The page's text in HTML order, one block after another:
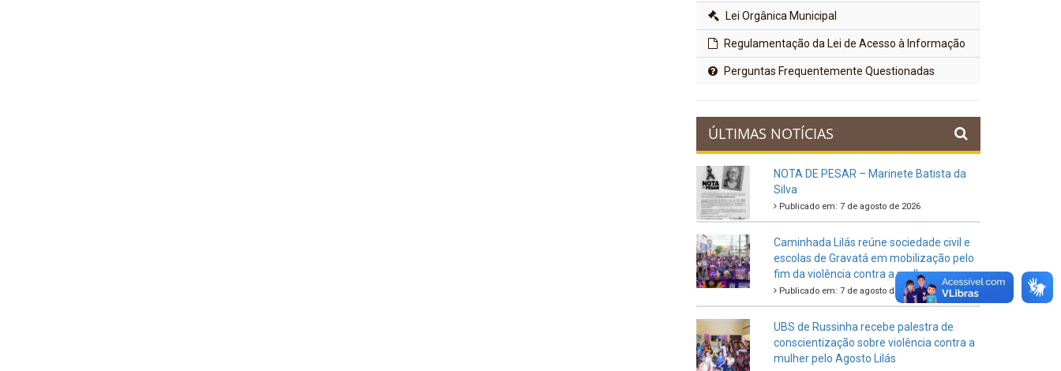
Lei Orgânica Municipal
Regulamentação da Lei de Acesso à Informação
Perguntas Frequentemente Questionadas
ÚLTIMAS NOTÍCIAS
NOTA DE PESAR – Marinete Batista da
Silva
Publicado em: 7 de agosto de 2026
Caminhada Lilás reúne sociedade civil e
escolas de Gravatá em mobilização pelo
fim da violência contra a mulher
Publicado em: 7 de agosto de 2026
UBS de Russinha recebe palestra de
conscientização sobre violência contra a
mulher pelo Agosto Lilás